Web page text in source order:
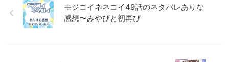
モジコイネネコイ49話のネタバレありな
感想〜みやびと初再び